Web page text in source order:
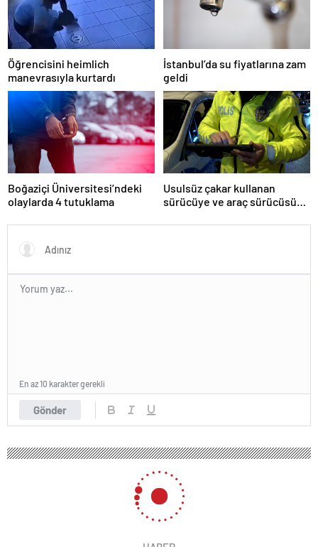
Öğrencisini heimlich
manevrasıyla kurtardı
İstanbul’da su fiyatlarına zam
geldi
Boğaziçi Üniversitesi’ndeki
olaylarda 4 tutuklama
Usulsüz çakar kullanan
sürücüye ve araç sürücüsüne
Gönder
En az 10 karakter gerekli